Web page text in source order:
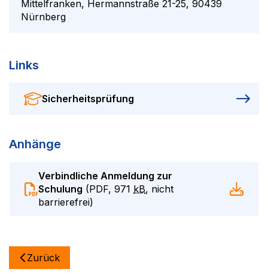
Mittelfranken, Hermannstraße 21-25, 90439
Nürnberg
Links
Sicherheitsprüfung
Anhänge
Verbindliche Anmeldung zur
Schulung (PDF, 971 kB, nicht
barrierefrei)
Zurück